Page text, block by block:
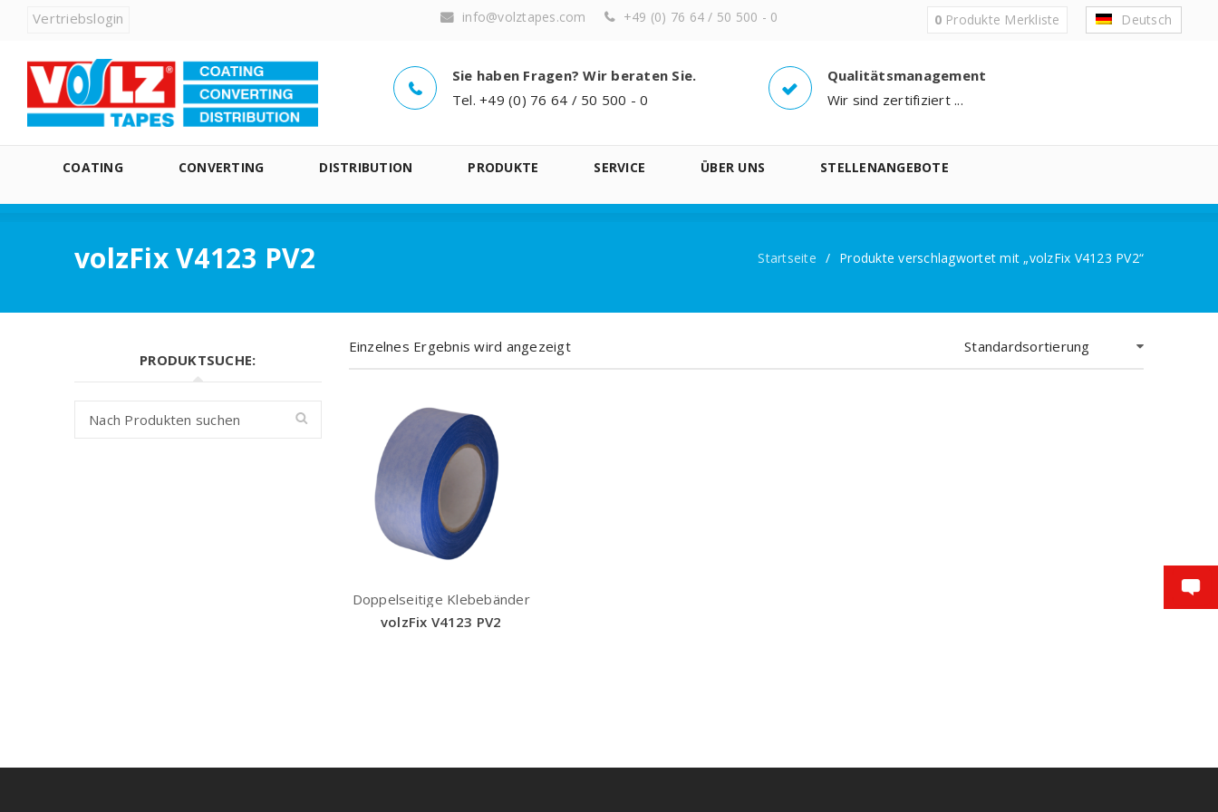
Vertriebslogin info@volztapes.com +49 (0) 76 64 / 50 500 - 0 0Produkte Merkliste Deutsch
Sie haben Fragen? Wir beraten Sie.
Tel. +49 (0) 76 64 / 50 500 - 0
Qualitätsmanagement
Wir sind zertifiziert ...
COATING CONVERTING DISTRIBUTION PRODUKTE SERVICE ÜBER UNS STELLENANGEBOTE
volzFix V4123 PV2 Startseite / Produkte verschlagwortet mit „volzFix V4123 PV2“
PRODUKTSUCHE:
Einzelnes Ergebnis wird angezeigt Standardsortierung
Doppelseitige Klebebänder
volzFix V4123 PV2